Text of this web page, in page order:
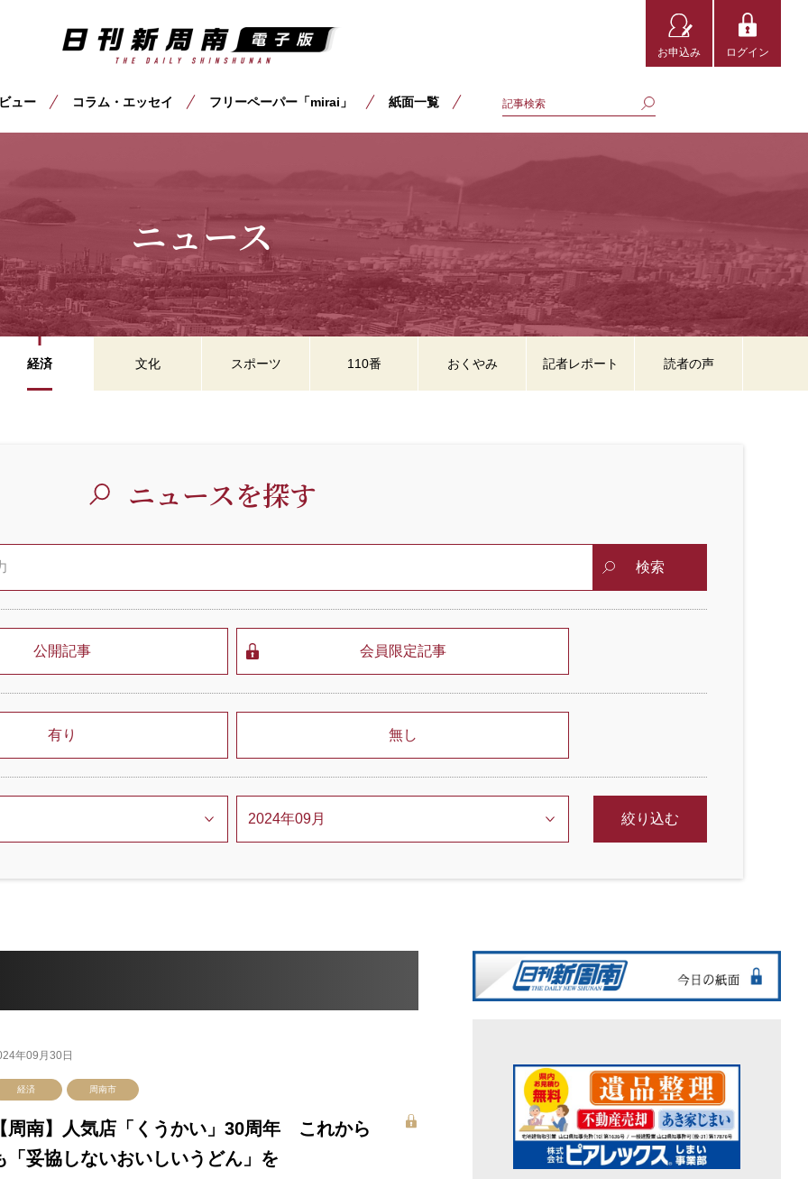
お申込み ログイン
ュー コラム・エッセイ フリーペーパー「mirai」 紙面一覧
ニュース
ニュースを探す
検索
公開記事 会員限定記事
有り 無し
絞り込む
経済 文化 スポーツ 110番 おくやみ 記者レポート 読者の声
年09月30日
経済 周南市
周南】人気店「くうかい」30周年 これから
「妥協しないおいしいうどん」を